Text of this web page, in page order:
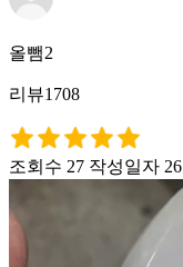
올뺌2
리뷰1708
조회수 27 작성일자